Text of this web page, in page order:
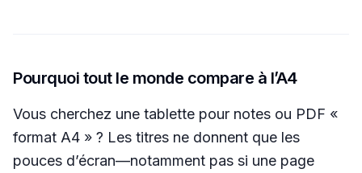
Pourquoi tout le monde compare à l’A4
Vous cherchez une tablette pour notes ou PDF «
format A4 » ? Les titres ne donnent que les
pouces d’écran—notamment pas si une page